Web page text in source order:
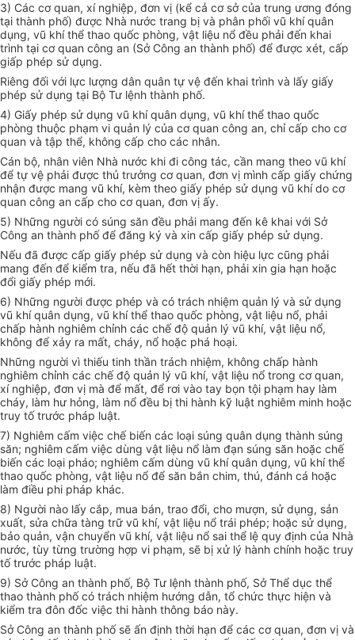
3) Các cơ quan, xí nghiệp, đơn vị (kể cả cơ sở của trung ương đóng
tại thành phố) được Nhà nước trang bị và phân phối vũ khí quân
dụng, vũ khí thể thao quốc phòng, vật liệu nổ đều phải đến khai
trình tại cơ quan công an (Sở Công an thành phố) để được xét, cấp
giấp phép sử dụng.
Riêng đối với lực lượng dân quân tự vệ đến khai trình và lấy giấy
phép sử dụng tại Bộ Tư lệnh thành phố.
4) Giấy phép sử dụng vũ khí quân dụng, vũ khí thể thao quốc
phòng thuộc phạm vi quản lý của cơ quan công an, chỉ cấp cho cơ
quan và tập thể, không cấp cho các nhân.
Cán bộ, nhân viên Nhà nước khi đi công tác, cần mang theo vũ khí
để tự vệ phải được thủ trưởng cơ quan, đơn vị mình cấp giấy chứng
nhận được mang vũ khí, kèm theo giấy phép sử dụng vũ khí do cơ
quan công an cấp cho cơ quan, đơn vị ấy.
5) Những người có súng săn đều phải mang đến kê khai với Sở
Công an thành phố để đăng ký và xin cấp giấy phép sử dụng.
Nếu đã được cấp giấy phép sử dụng và còn hiệu lực cũng phải
mang đến để kiểm tra, nếu đã hết thời hạn, phải xin gia hạn hoặc
đổi giấy phép mới.
6) Những người được phép và có trách nhiệm quản lý và sử dụng
vũ khí quân dụng, vũ khí thể thao quốc phòng, vật liệu nổ, phải
chấp hành nghiêm chỉnh các chế độ quản lý vũ khí, vật liệu nổ,
không để xảy ra mất, cháy, nổ hoặc phá hoại.
Những người vì thiếu tinh thần trách nhiệm, không chấp hành
nghiêm chỉnh các chế độ quản lý vũ khí, vật liệu nổ trong cơ quan,
xí nghiệp, đơn vị mà để mất, để rơi vào tay bọn tội phạm hay làm
cháy, làm hư hỏng, làm nổ đều bị thi hành kỹ luật nghiêm minh hoặc
truy tố trước pháp luật.
7) Nghiêm cấm việc chế biến các loại súng quân dụng thành súng
săn; nghiêm cấm việc dùng vật liệu nổ làm đạn súng săn hoặc chế
biến các loại pháo; nghiêm cấm dùng vũ khí quân dụng, vũ khí thể
thao quốc phòng, vật liệu nổ để săn bắn chim, thú, đánh cá hoặc
làm điều phi pháp khác.
8) Người nào lấy cắp, mua bán, trao đổi, cho mượn, sử dụng, sản
xuất, sửa chữa tàng trữ vũ khí, vật liệu nổ trái phép; hoặc sử dụng,
bảo quản, vận chuyển vũ khí, vật liệu nổ sai thể lệ quy định của Nhà
nước, tùy từng trường hợp vi phạm, sẽ bị xử lý hành chính hoặc truy
tố trước pháp luật.
9) Sở Công an thành phố, Bộ Tư lệnh thành phố, Sở Thể dục thể
thao thành phố có trách nhiệm hướng dẫn, tổ chức thực hiện và
kiểm tra đôn đốc việc thi hành thông báo này.
Sở Công an thành phố sẽ ấn định thời hạn để các cơ quan, đơn vị và